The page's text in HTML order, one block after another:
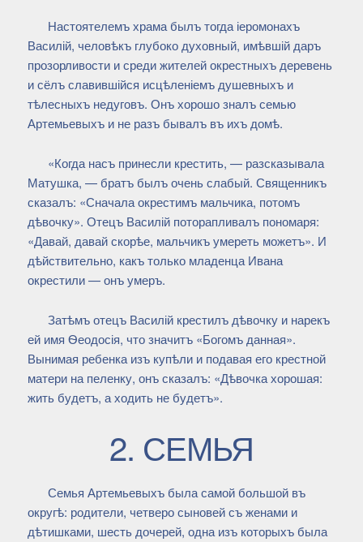
Настоятелемъ храма былъ тогда іеромонахъ
Василій, человѣкъ глубоко духовный, имѣвшій даръ
прозорливости и среди жителей окрестныхъ деревень
и сёлъ славившійся исцѣленіемъ душевныхъ и
тѣлесныхъ недуговъ. Онъ хорошо зналъ семью
Артемьевыхъ и не разъ бывалъ въ ихъ домѣ.
«Когда насъ принесли крестить, — разсказывала
Матушка, — братъ былъ очень слабый. Священникъ
сказалъ: «Сначала окрестимъ мальчика, потомъ
дѣвочку». Отецъ Василій поторапливалъ пономаря:
«Давай, давай скорѣе, мальчикъ умереть можетъ». И
дѣйствительно, какъ только младенца Ивана
окрестили — онъ умеръ.
Затѣмъ отецъ Василій крестилъ дѣвочку и нарекъ
ей имя Ѳеодосія, что значитъ «Богомъ данная».
Вынимая ребенка изъ купѣли и подавая его крестной
матери на пеленку, онъ сказалъ: «Дѣвочка хорошая:
жить будетъ, а ходить не будетъ».
2. СЕМЬЯ
Семья Артемьевыхъ была самой большой въ
округѣ: родители, четверо сыновей съ женами и
дѣтишками, шесть дочерей, одна изъ которыхъ была